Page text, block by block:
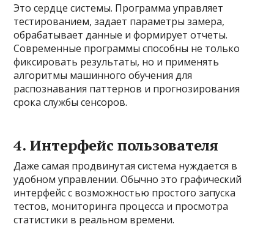
Это сердце системы. Программа управляет
тестированием, задает параметры замера,
обрабатывает данные и формирует отчеты.
Современные программы способны не только
фиксировать результаты, но и применять
алгоритмы машинного обучения для
распознавания паттернов и прогнозирования
срока службы сенсоров.
4. Интерфейс пользователя
Даже самая продвинутая система нуждается в
удобном управлении. Обычно это графический
интерфейс с возможностью простого запуска
тестов, мониторинга процесса и просмотра
статистики в реальном времени.